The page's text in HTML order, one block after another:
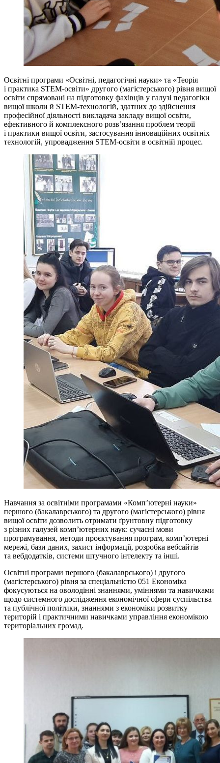
Освітні програми «Освітні, педагогічні науки» та «Теорія
і практика STEM-освіти» другого (магістерського) рівня вищої
освіти спрямовані на підготовку фахівців у галузі педагогіки
вищої школи й STEM-технологій, здатних до здійснення
професійної діяльності викладача закладу вищої освіти,
ефективного й комплексного розв’язання проблем теорії
і практики вищої освіти, застосування інноваційних освітніх
технологій, упровадження STEM-освіти в освітній процес.
Навчання за освітніми програмами «Комп’ютерні науки»
першого (бакалаврського) та другого (магістерського) рівня
вищої освіти дозволить отримати ґрунтовну підготовку
з різних галузей комп’ютерних наук: сучасні мови
програмування, методи проєктування програм, комп’ютерні
мережі, бази даних, захист інформації, розробка вебсайтів
та вебдодатків, системи штучного інтелекту та інші.
Освітні програми першого (бакалаврського) і другого
(магістерського) рівня за спеціальністю 051 Економіка
фокусуються на оволодінні знаннями, уміннями та навичками
щодо системного дослідження економічної сфери суспільства
та публічної політики, знаннями з економіки розвитку
територій і практичними навичками управління економікою
територіальних громад.